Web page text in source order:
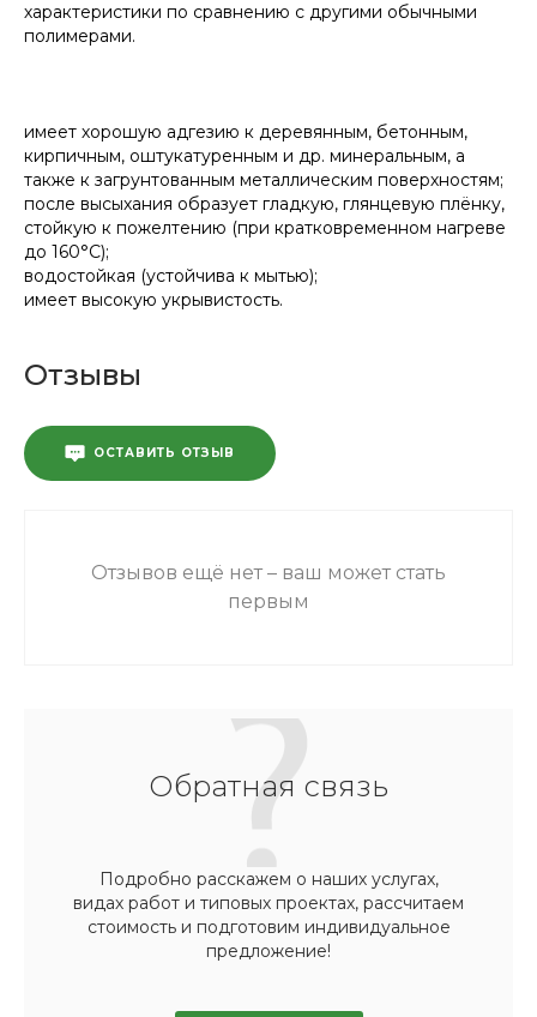
характеристики по сравнению с другими обычными
полимерами.
имеет хорошую адгезию к деревянным, бетонным,
кирпичным, оштукатуренным и др. минеральным, а
также к загрунтованным металлическим поверхностям;
после высыхания образует гладкую, глянцевую плёнку,
стойкую к пожелтению (при кратковременном нагреве
до 160°С);
водостойкая (устойчива к мытью);
имеет высокую укрывистость.
Отзывы
ОСТАВИТЬ ОТЗЫВ
Отзывов ещё нет – ваш может стать
первым
Обратная связь
Подробно расскажем о наших услугах,
видах работ и типовых проектах, рассчитаем
стоимость и подготовим индивидуальное
предложение!